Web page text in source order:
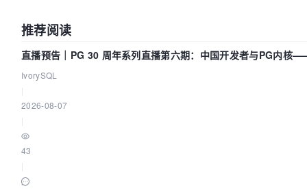
推荐阅读
直播预告｜PG 30 周年系列直播第六期：中国开发者与PG内核
了什么？
IvorySQL
2026-08-07
43